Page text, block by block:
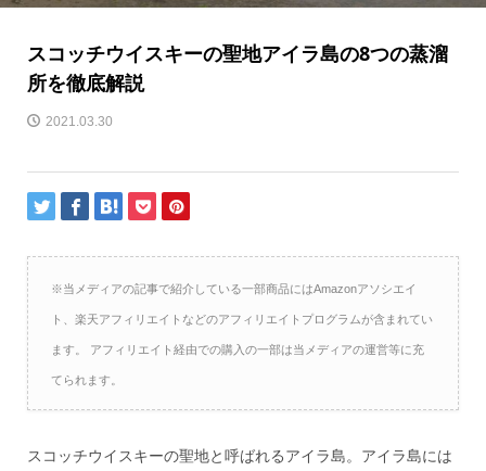
スコッチウイスキーの聖地アイラ島の8つの蒸溜
所を徹底解説
2021.03.30
※当メディアの記事で紹介している一部商品にはAmazonアソシエイ
ト、楽天アフィリエイトなどのアフィリエイトプログラムが含まれてい
ます。 アフィリエイト経由での購入の一部は当メディアの運営等に充
てられます。
スコッチウイスキーの聖地と呼ばれるアイラ島。アイラ島には